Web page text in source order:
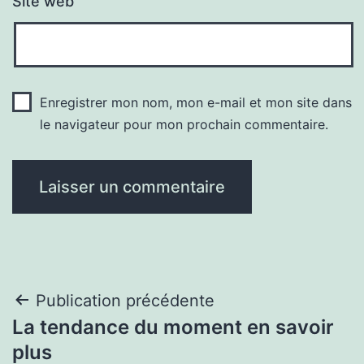
Enregistrer mon nom, mon e-mail et mon site dans
le navigateur pour mon prochain commentaire.
Navigation
de
Publication précédente
La tendance du moment en savoir
plus